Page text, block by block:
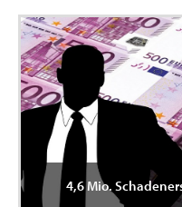
4,6 Mio.